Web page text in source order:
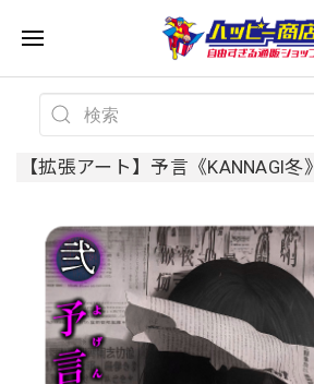
【拡張アート】予言《KANNAGI冬》